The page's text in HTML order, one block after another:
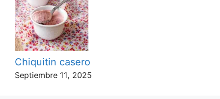
Chiquitin casero
Septiembre 11, 2025